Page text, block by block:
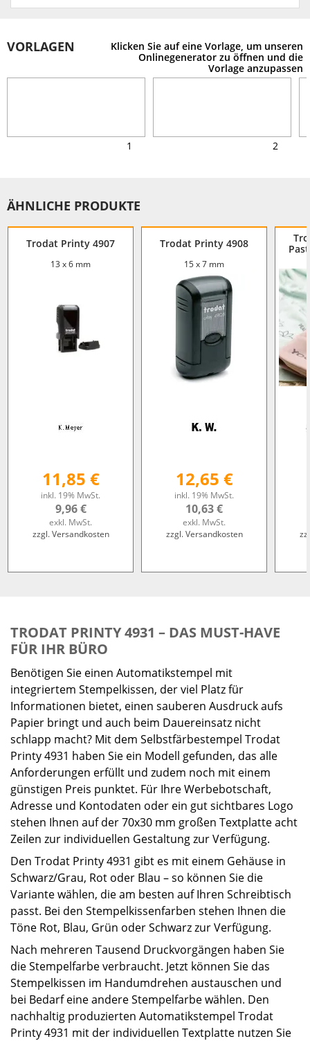
VORLAGEN
Klicken Sie auf eine Vorlage, um unseren
Onlinegenerator zu öffnen und die
Vorlage anzupassen
1 2
ÄHNLICHE PRODUKTE
Trodat Printy 4907
13 x 6 mm
11,85 €
inkl. 19% MwSt.
9,96 €
exkl. MwSt.
zzgl. Versandkosten
Trodat Printy 4908
15 x 7 mm
12,65 €
inkl. 19% MwSt.
10,63 €
exkl. MwSt.
zzgl. Versandkosten
TRODAT PRINTY 4931 – DAS MUST-HAVE
FÜR IHR BÜRO
Benötigen Sie einen Automatikstempel mit
integriertem Stempelkissen, der viel Platz für
Informationen bietet, einen sauberen Ausdruck aufs
Papier bringt und auch beim Dauereinsatz nicht
schlapp macht? Mit dem Selbstfärbestempel Trodat
Printy 4931 haben Sie ein Modell gefunden, das alle
Anforderungen erfüllt und zudem noch mit einem
günstigen Preis punktet. Für Ihre Werbebotschaft,
Adresse und Kontodaten oder ein gut sichtbares Logo
stehen Ihnen auf der 70x30 mm großen Textplatte acht
Zeilen zur individuellen Gestaltung zur Verfügung.
Den Trodat Printy 4931 gibt es mit einem Gehäuse in
Schwarz/Grau, Rot oder Blau – so können Sie die
Variante wählen, die am besten auf Ihren Schreibtisch
passt. Bei den Stempelkissenfarben stehen Ihnen die
Töne Rot, Blau, Grün oder Schwarz zur Verfügung.
Nach mehreren Tausend Druckvorgängen haben Sie
die Stempelfarbe verbraucht. Jetzt können Sie das
Stempelkissen im Handumdrehen austauschen und
bei Bedarf eine andere Stempelfarbe wählen. Den
nachhaltig produzierten Automatikstempel Trodat
Printy 4931 mit der individuellen Textplatte nutzen Sie